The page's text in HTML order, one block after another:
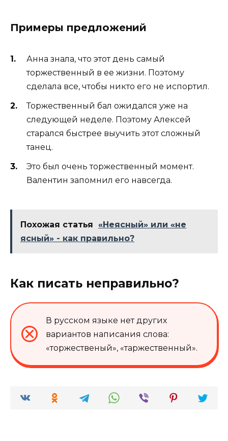
Примеры предложений
Анна знала, что этот день самый
торжественный в ее жизни. Поэтому
сделала все, чтобы никто его не испортил.
Торжественный бал ожидался уже на
следующей неделе. Поэтому Алексей
старался быстрее выучить этот сложный
танец.
Это был очень торжественный момент.
Валентин запомнил его навсегда.
Похожая статья
«Неясный» или «не
ясный» - как правильно?
Как писать неправильно?
В русском языке нет других
вариантов написания слова:
«торжественый», «таржественный».